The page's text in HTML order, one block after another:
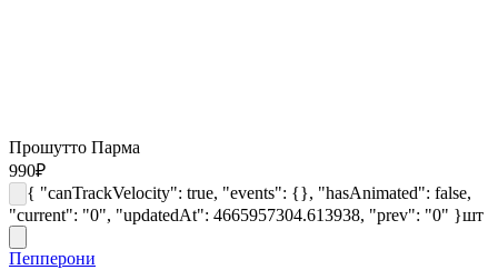
Прошутто Парма
990₽
{ "canTrackVelocity": true, "events": {}, "hasAnimated": false,
"current": "0", "updatedAt": 4665957304.613938, "prev": "0" }шт
Пепперони